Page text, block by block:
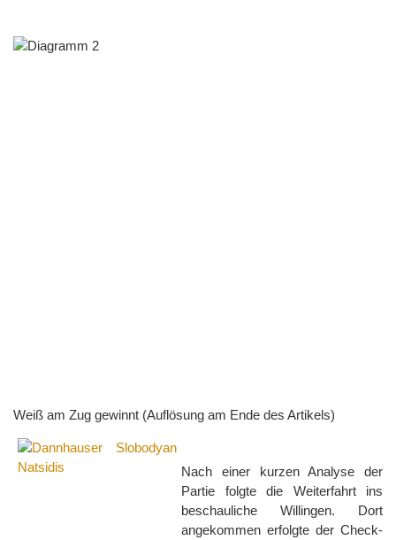
Weiß am Zug gewinnt (Auflösung am Ende des Artikels)
Nach einer kurzen Analyse der
Partie folgte die Weiterfahrt ins
beschauliche Willingen. Dort
angekommen erfolgte der Check-